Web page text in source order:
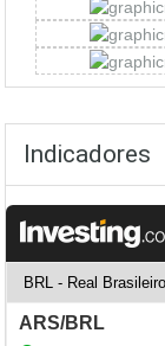
Indicadores